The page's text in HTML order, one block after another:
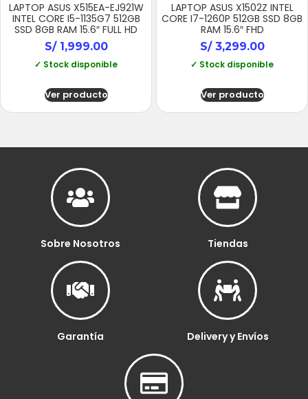
LAPTOP ASUS X515EA-EJ921W
INTEL CORE I5-1135G7 512GB
SSD 8GB RAM 15.6″ FULL HD
S/1,999.00
✓ Stock disponible
Ver producto
LAPTOP ASUS X1502Z INTEL
CORE I7-1260P 512GB SSD 8GB
RAM 15.6″ FHD
S/3,299.00
✓ Stock disponible
Ver producto
Sobre Nosotros Tiendas
Garantía Delivery y Envíos